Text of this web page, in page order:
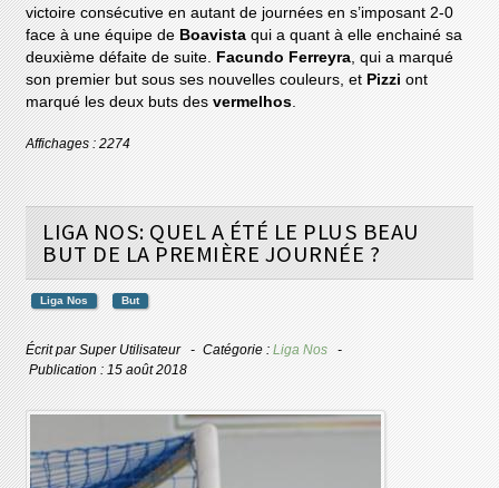
victoire consécutive en autant de journées en s’imposant 2-0
face à une équipe de Boavistaqui a quant à elle enchainé sa
deuxième défaite de suite. Facundo Ferreyra, qui a marqué
son premier but sous ses nouvelles couleurs, et Pizziont
marqué les deux buts desvermelhos.
Affichages : 2274
LIGA NOS: QUEL A ÉTÉ LE PLUS BEAU
BUT DE LA PREMIÈRE JOURNÉE ?
Liga Nos But
Écrit parSuper Utilisateur Catégorie :Liga Nos
Publication : 15 août 2018